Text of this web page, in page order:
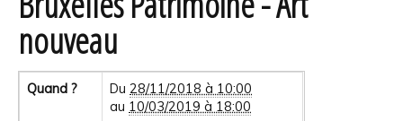
nouveau
Quand ? Du28/11/2018 à 10:00
au 10/03/2019 à 18:00